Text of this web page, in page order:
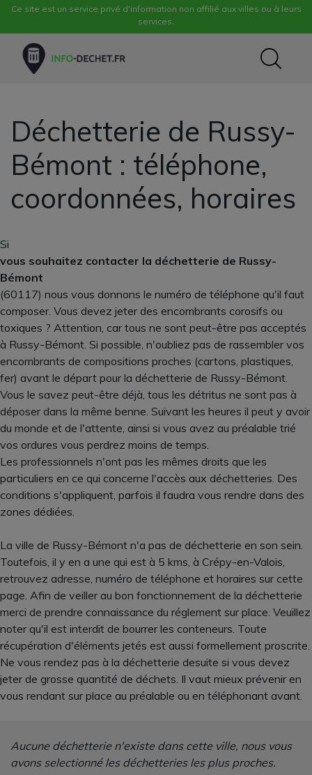
Ce site est un service privé d'information non affilié aux villes ou à leurs
services.
Déchetterie de Russy-
Bémont : téléphone,
coordonnées, horaires
Si
vous souhaitez contacter la déchetterie de Russy-
Bémont
(60117) nous vous donnons le numéro de téléphone qu'il faut
composer. Vous devez jeter des encombrants corosifs ou
toxiques ? Attention, car tous ne sont peut-être pas acceptés
à Russy-Bémont. Si possible, n'oubliez pas de rassembler vos
encombrants de compositions proches (cartons, plastiques,
fer) avant le départ pour la déchetterie de Russy-Bémont.
Vous le savez peut-être déjà, tous les détritus ne sont pas à
déposer dans la même benne. Suivant les heures il peut y avoir
du monde et de l'attente, ainsi si vous avez au préalable trié
vos ordures vous perdrez moins de temps.
Les professionnels n'ont pas les mêmes droits que les
particuliers en ce qui concerne l'accès aux déchetteries. Des
conditions s'appliquent, parfois il faudra vous rendre dans des
zones dédiées.
La ville de Russy-Bémont n'a pas de déchetterie en son sein.
Toutefois, il y en a une qui est à 5 kms, à Crépy-en-Valois,
retrouvez adresse, numéro de téléphone et horaires sur cette
page. Afin de veiller au bon fonctionnement de la déchetterie
merci de prendre connaissance du réglement sur place. Veuillez
noter qu'il est interdit de bourrer les conteneurs. Toute
récupération d'éléments jetés est aussi formellement proscrite.
Ne vous rendez pas à la déchetterie desuite si vous devez
jeter de grosse quantité de déchets. Il vaut mieux prévenir en
vous rendant sur place au préalable ou en téléphonant avant.
Aucune déchetterie n'existe dans cette ville, nous vous
avons selectionné les déchetteries les plus proches.